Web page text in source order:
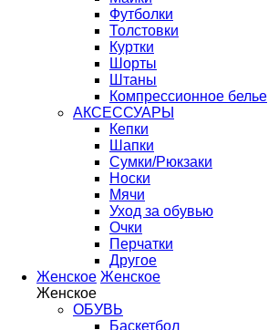
Футболки
Толстовки
Куртки
Шорты
Штаны
Компрессионное белье
АКСЕССУАРЫ
Кепки
Шапки
Сумки/Рюкзаки
Носки
Мячи
Уход за обувью
Очки
Перчатки
Другое
Женское Женское
Женское
ОБУВЬ
Баскетбол